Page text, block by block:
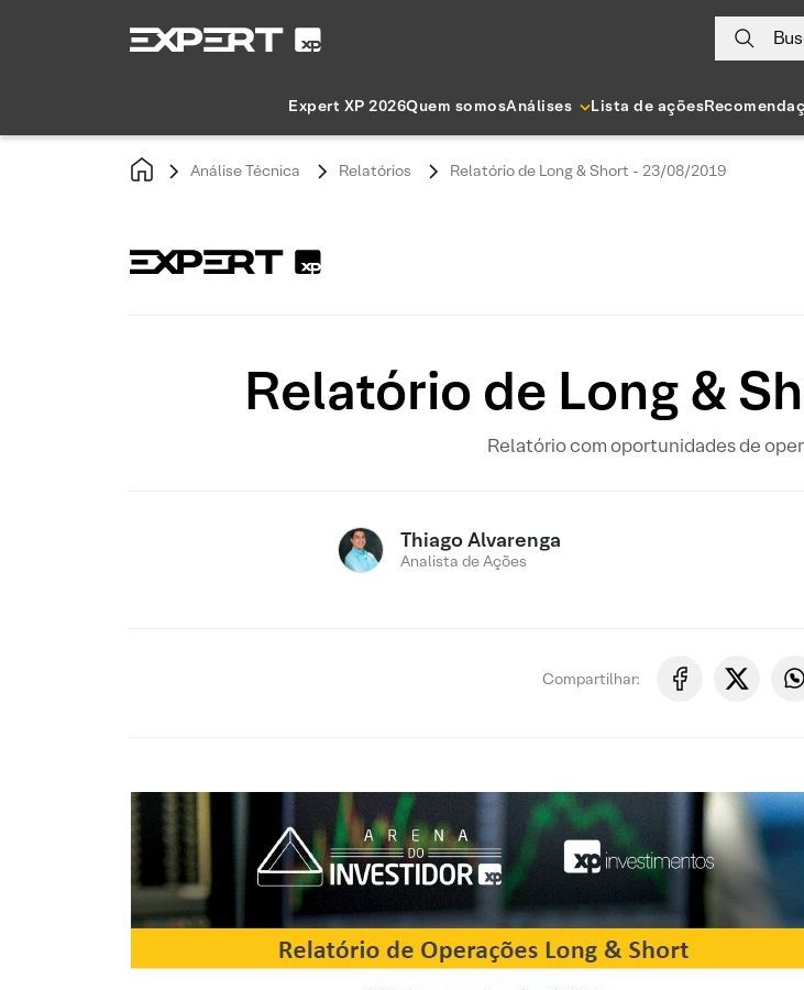
Expert XP 2026Quem somosAnálises Lista de ações
Análise Técnica Relatórios Relatório de Long & Short - 23/08/2019
Relatório de Long &
Relatório com oportunidades de
Thiago Alvarenga
Analista de Ações
Compartilhar: